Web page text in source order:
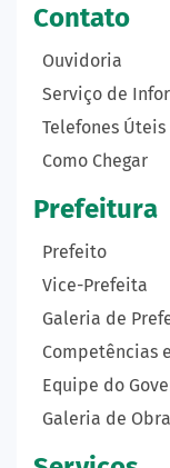
Contato
Ouvidoria
Serviço de
Telefones Úteis
Como Chegar
Prefeitura
Prefeito
Vice-Prefeita
Galeria de
Competências
Equipe do
Galeria de